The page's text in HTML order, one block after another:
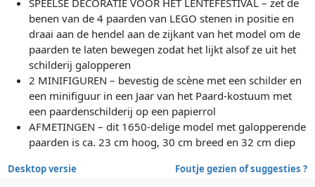
benen van de 4 paarden van LEGO stenen in positie en
draai aan de hendel aan de zijkant van het model om de
paarden te laten bewegen zodat het lijkt alsof ze uit het
schilderij galopperen
2 MINIFIGUREN – bevestig de scène met een schilder en
een minifiguur in een Jaar van het Paard-kostuum met
een paardenschilderij op een papierrol
AFMETINGEN – dit 1650-delige model met galopperende
paarden is ca. 23 cm hoog, 30 cm breed en 32 cm diep
Desktop versie Foutje gezien of suggesties ?